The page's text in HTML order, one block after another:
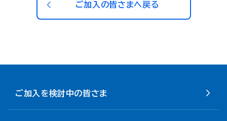
ご加入の皆さまへ戻る
ご加入を検討中の皆さま